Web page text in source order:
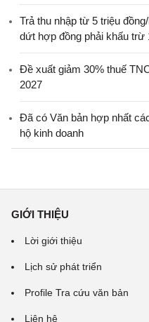
Trả thu nhập từ 5 triệu
dứt hợp đồng phải khấu trừ
Đề xuất giảm 30% thuế
2027
Đã có Văn bản hợp nhất
hộ kinh doanh
GIỚI THIỆU
Lời giới thiệu
Lịch sử phát triển
Profile Tra cứu văn bản
Liên hệ